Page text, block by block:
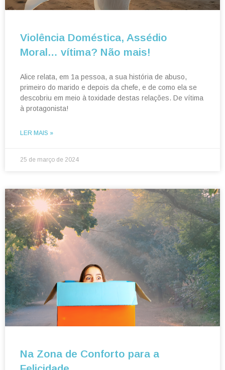
Violência Doméstica, Assédio
Moral… vítima? Não mais!
Alice relata, em 1a pessoa, a sua história de abuso,
primeiro do marido e depois da chefe, e de como ela se
descobriu em meio à toxidade destas relações. De vítima
à protagonista!
LER MAIS »
25 de março de 2024
Na Zona de Conforto para a